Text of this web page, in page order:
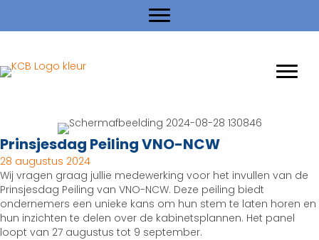
Prinsjesdag Peiling VNO-NCW
28 augustus 2024
Wij vragen graag jullie medewerking voor het invullen van de
Prinsjesdag Peiling van VNO-NCW. Deze peiling biedt
ondernemers een unieke kans om hun stem te laten horen en
hun inzichten te delen over de kabinetsplannen. Het panel
loopt van 27 augustus tot 9 september.